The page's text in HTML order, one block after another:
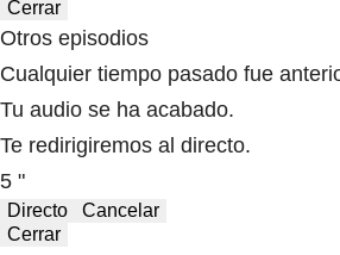
Cerrar
Otros episodios
Cualquier tiempo pasado fue
Tu audio se ha acabado.
Te redirigiremos al directo.
5 "
Directo
Cancelar
Cerrar